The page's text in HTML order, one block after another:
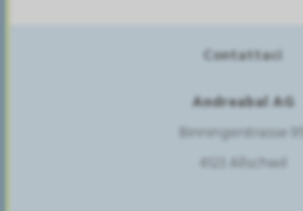
Contattaci
Andreabal AG
Binningerstrasse 95
4123 Allschwil